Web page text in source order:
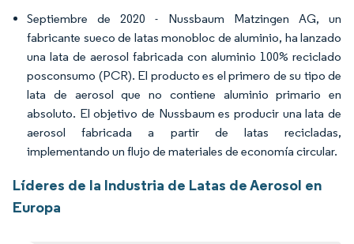
Septiembre de 2020 - Nussbaum Matzingen AG, un
fabricante sueco de latas monobloc de aluminio, ha lanzado
una lata de aerosol fabricada con aluminio 100% reciclado
posconsumo (PCR). El producto es el primero de su tipo de
lata de aerosol que no contiene aluminio primario en
absoluto. El objetivo de Nussbaum es producir una lata de
aerosol fabricada a partir de latas recicladas,
implementando un flujo de materiales de economía circular.
Líderes de la Industria de Latas de Aerosol en
Europa